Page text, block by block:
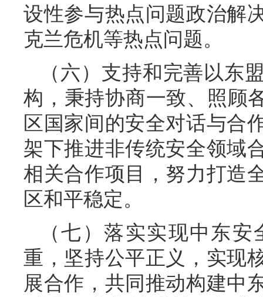
设性参与热点问题政治解
克兰危机等热点问题。
（六）支持和完善以东
构，秉持协商一致、照顾
区国家间的安全对话与合
架下推进非传统安全领域
相关合作项目，努力打造
区和平稳定。
（七）落实实现中东
重，坚持公平正义，实现
展合作，共同推动构建中